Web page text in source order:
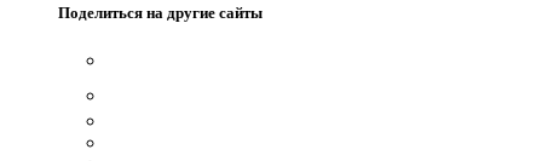
Поделиться на другие сайты